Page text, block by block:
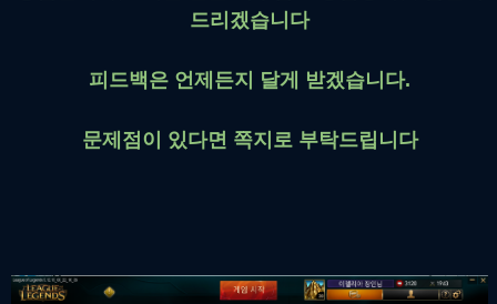
드리겠습니다
피드백은 언제든지 달게 받겠습니다.
문제점이 있다면 쪽지로 부탁드립니다